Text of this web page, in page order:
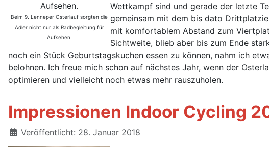
Aufsehen.
Beim 9. Lenneper Osterlauf sorgten die
Adler nicht nur als Radbegleitung für
Aufsehen.
Wettkampf sind und gerade der letzte
gemeinsam mit dem bis dato
mit komfortablem Abstand zum
Sichtweite, blieb aber bis zum Ende
noch ein Stück Geburtstagskuchen essen zu können, nahm ich
belohnen. Ich freue mich schon auf nächstes Jahr, wenn der
optimieren und vielleicht noch etwas mehr rauszuholen.
Impressionen Indoor Cycling
Details
Veröffentlicht: 28. Januar 2018